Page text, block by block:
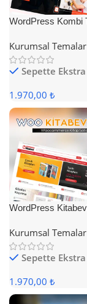
WordPress Kombi
Kurumsal Temalar
Sepette
1.970,00 ₺
WordPress
Kurumsal Temalar
Sepette
1.970,00 ₺